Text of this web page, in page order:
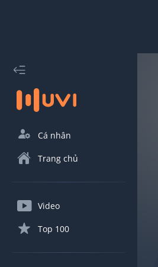
Cá nhân
Trang chủ
Video
Top 100